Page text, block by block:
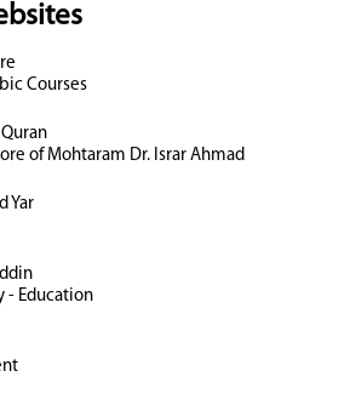
Courses
of Mohtaram Dr. Israr Ahmad
Yar
- Education